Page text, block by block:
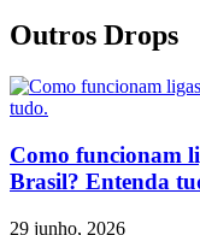
Outros Drops
Como funcionam
Brasil? Entenda
29 junho, 2026